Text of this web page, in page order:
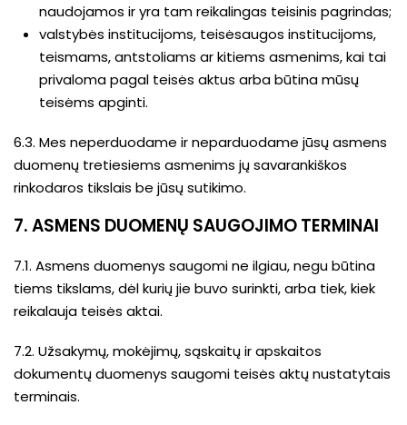
naudojamos ir yra tam reikalingas teisinis pagrindas;
valstybės institucijoms, teisėsaugos institucijoms,
teismams, antstoliams ar kitiems asmenims, kai tai
privaloma pagal teisės aktus arba būtina mūsų
teisėms apginti.
6.3. Mes neperduodame ir neparduodame jūsų asmens
duomenų tretiesiems asmenims jų savarankiškos
rinkodaros tikslais be jūsų sutikimo.
7. ASMENS DUOMENŲ SAUGOJIMO TERMINAI
7.1. Asmens duomenys saugomi ne ilgiau, negu būtina
tiems tikslams, dėl kurių jie buvo surinkti, arba tiek, kiek
reikalauja teisės aktai.
7.2. Užsakymų, mokėjimų, sąskaitų ir apskaitos
dokumentų duomenys saugomi teisės aktų nustatytais
terminais.